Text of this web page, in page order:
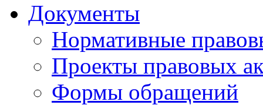
Документы
Нормативные
Проекты правовых
Формы обращений